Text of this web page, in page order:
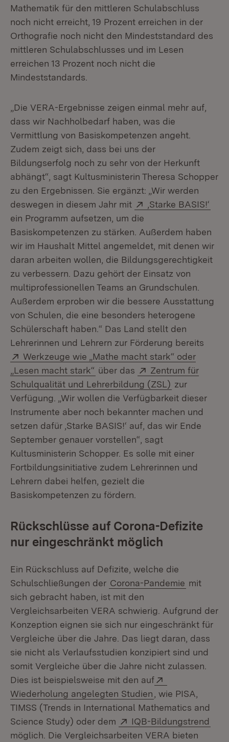
Mathematik für den mittleren Schulabschluss
noch nicht erreicht, 19 Prozent erreichen in der
Orthografie noch nicht den Mindeststandard des
mittleren Schulabschlusses und im Lesen
erreichen 13 Prozent noch nicht die
Mindeststandards.
„Die VERA-Ergebnisse zeigen einmal mehr auf,
dass wir Nachholbedarf haben, was die
Vermittlung von Basiskompetenzen angeht.
Zudem zeigt sich, dass bei uns der
Bildungserfolg noch zu sehr von der Herkunft
abhängt“, sagt Kultusministerin Theresa Schopper
zu den Ergebnissen. Sie ergänzt: „Wir werden
deswegen in diesem Jahr mit
Extern:
‚Starke BASIS!‘
ein Programm aufsetzen, um die
Basiskompetenzen zu stärken. Außerdem haben
wir im Haushalt Mittel angemeldet, mit denen wir
daran arbeiten wollen, die Bildungsgerechtigkeit
zu verbessern. Dazu gehört der Einsatz von
multiprofessionellen Teams an Grundschulen.
Außerdem erproben wir die bessere Ausstattung
von Schulen, die eine besonders heterogene
Schülerschaft haben.“ Das Land stellt den
Lehrerinnen und Lehrern zur Förderung bereits
Extern:
Werkzeuge wie „Mathe macht stark“ oder
„Lesen macht stark“ (Öffnet in neuem Fenster)
über das Extern:
Zentrum für
Schulqualität und Lehrerbildung (ZSL) (Öffnet in
zur
Verfügung. „Wir wollen die Verfügbarkeit dieser
Instrumente aber noch bekannter machen und
setzen dafür ‚Starke BASIS!‘ auf, das wir Ende
September genauer vorstellen“, sagt
Kultusministerin Schopper. Es solle mit einer
Fortbildungsinitiative zudem Lehrerinnen und
Lehrern dabei helfen, gezielt die
Basiskompetenzen zu fördern.
Rückschlüsse auf Corona-Defizite
nur eingeschränkt möglich
Ein Rückschluss auf Defizite, welche die
Schulschließungen der Corona-Pandemie mit
sich gebracht haben, ist mit den
Vergleichsarbeiten VERA schwierig. Aufgrund der
Konzeption eignen sie sich nur eingeschränkt für
Vergleiche über die Jahre. Das liegt daran, dass
sie nicht als Verlaufsstudien konzipiert sind und
somit Vergleiche über die Jahre nicht zulassen.
Dies ist beispielsweise mit den auf
Wiederholung angelegten Studien (Öffnet in neuem
, wie PISA,
TIMSS (Trends in International Mathematics and
Science Study) oder dem
Extern:
IQB-Bildungstrend
möglich. Die Vergleichsarbeiten VERA bieten